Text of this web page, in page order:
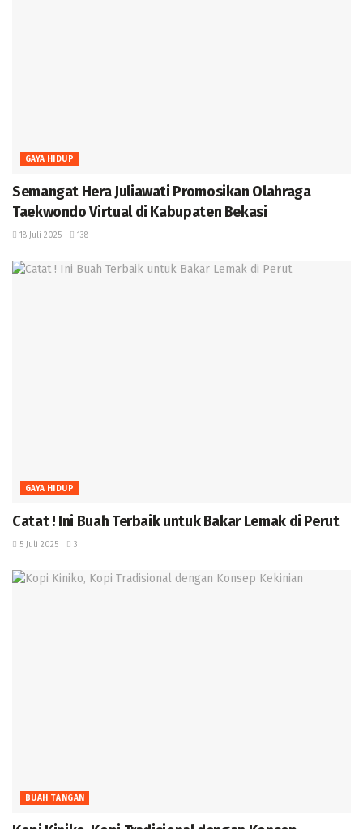
GAYA HIDUP
Semangat Hera Juliawati Promosikan Olahraga
Taekwondo Virtual di Kabupaten Bekasi
18 Juli 2025 138
GAYA HIDUP
Catat ! Ini Buah Terbaik untuk Bakar Lemak di Perut
5 Juli 2025 3
BUAH TANGAN